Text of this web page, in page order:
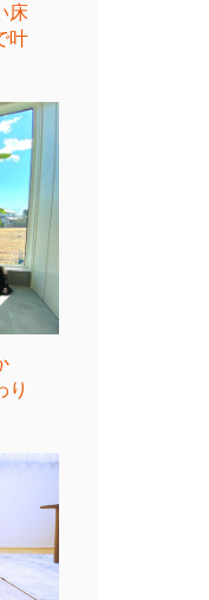
床
叶
り